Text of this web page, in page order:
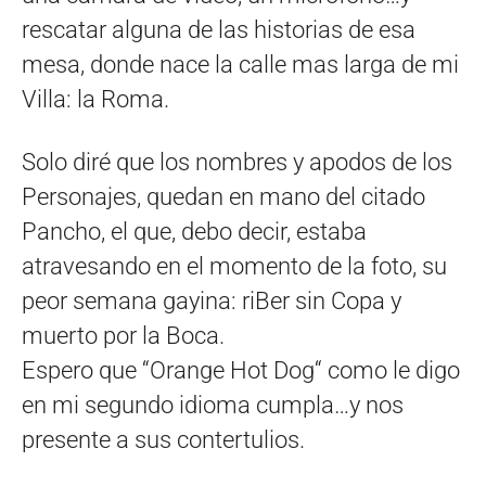
rescatar alguna de las historias de esa
mesa, donde nace la calle mas larga de mi
Villa: la Roma.
Solo diré que los nombres y apodos de los
Personajes, quedan en mano del citado
Pancho, el que, debo decir, estaba
atravesando en el momento de la foto, su
peor semana gayina: riBer sin Copa y
muerto por la Boca.
Espero que “Orange Hot Dog“ como le digo
en mi segundo idioma cumpla…y nos
presente a sus contertulios.